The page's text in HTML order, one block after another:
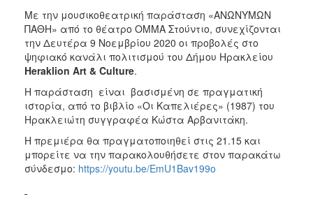
ΤΟΠΟΣ
ΠΟΛΙΤΙΣΜΟΣ
ΑΝΘΕΚΤΙΚΗ
ΠΟΛΗ
Με την μουσικοθεατρική παράσταση «ΑΝΩΝΥΜΩΝ
ΠΑΘΗ» από το θέατρο ΟΜΜΑ Στούντιο, συνεχίζονται
την Δευτέρα 9 Νοεμβρίου 2020 οι προβολές στο
ψηφιακό κανάλι πολιτισμού του Δήμου Ηρακλείου
Heraklion Art & Culture.
Η παράσταση είναι βασισμένη σε πραγματική
ιστορία, από το βιβλίο «Οι Καπελιέρες» (1987) του
Ηρακλειώτη συγγραφέα Κώστα Αρβανιτάκη.
Η πρεμιέρα θα πραγματοποιηθεί στις 21.15 και
μπορείτε να την παρακολουθήσετε στον παρακάτω
σύνδεσμο: https://youtu.be/EmU1Bav199o